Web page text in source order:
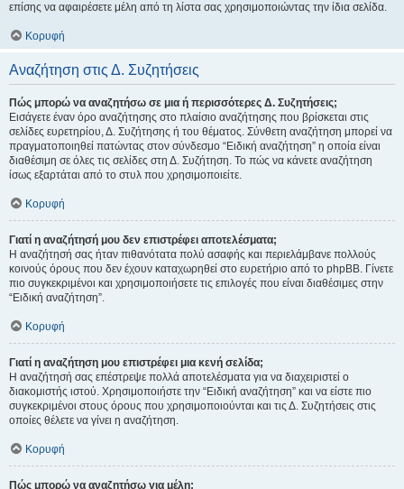
επίσης να αφαιρέσετε μέλη από τη λίστα σας χρησιμοποιώντας την ίδια σελίδα.
Κορυφή
Αναζήτηση στις Δ. Συζητήσεις
Πώς μπορώ να αναζητήσω σε μια ή περισσότερες Δ. Συζητήσεις;
Εισάγετε έναν όρο αναζήτησης στο πλαίσιο αναζήτησης που βρίσκεται στις
σελίδες ευρετηρίου, Δ. Συζήτησης ή του θέματος. Σύνθετη αναζήτηση μπορεί να
πραγματοποιηθεί πατώντας στον σύνδεσμο “Ειδική αναζήτηση” η οποία είναι
διαθέσιμη σε όλες τις σελίδες στη Δ. Συζήτηση. Το πώς να κάνετε αναζήτηση
ίσως εξαρτάται από το στυλ που χρησιμοποιείτε.
Κορυφή
Γιατί η αναζήτησή μου δεν επιστρέφει αποτελέσματα;
Η αναζήτησή σας ήταν πιθανότατα πολύ ασαφής και περιελάμβανε πολλούς
κοινούς όρους που δεν έχουν καταχωρηθεί στο ευρετήριο από το phpBB. Γίνετε
πιο συγκεκριμένοι και χρησιμοποιήσετε τις επιλογές που είναι διαθέσιμες στην
“Ειδική αναζήτηση”.
Κορυφή
Γιατί η αναζήτηση μου επιστρέφει μια κενή σελίδα;
Η αναζήτησή σας επέστρεψε πολλά αποτελέσματα για να διαχειριστεί ο
διακομιστής ιστού. Χρησιμοποιήστε την “Ειδική αναζήτηση” και να είστε πιο
συγκεκριμένοι στους όρους που χρησιμοποιούνται και τις Δ. Συζητήσεις στις
οποίες θέλετε να γίνει η αναζήτηση.
Κορυφή
Πώς μπορώ να αναζητήσω για μέλη;